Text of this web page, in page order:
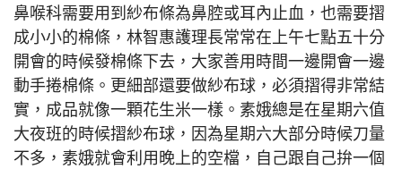
鼻喉科需要用到紗布條為鼻腔或耳內止血，也需要摺
成小小的棉條，林智惠護理長常常在上午七點五十分
開會的時候發棉條下去，大家善用時間一邊開會一邊
動手捲棉條。更細部還要做紗布球，必須摺得非常結
實，成品就像一顆花生米一樣。素娥總是在星期六值
大夜班的時候摺紗布球，因為星期六大部分時候刀量
不多，素娥就會利用晚上的空檔，自己跟自己拚一個